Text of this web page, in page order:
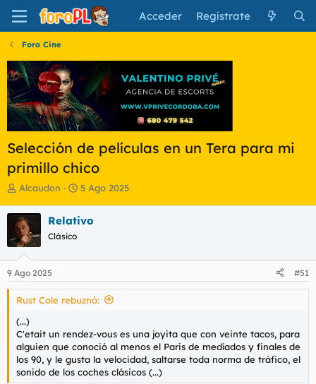
Acceder Regístrate
Foro Cine
Selección de películas en un Tera para mi
primillo chico
I
i
c
i
a
d
o
r
d
l
t
e
m
a
Alcaudon
F
h
e
n
i
o
5 Ago 2025
Relativo
Clásico
9 Ago 2025 #51
Rust Cole rebuznó:
(...)
C'etait un rendez-vous es una joyita que con veinte tacos, para
alguien que conoció al menos el Paris de medíados y finales de
los 90, y le gusta la velocidad, saltarse toda norma de tráfico, el
sonido de los coches clásicos (...)